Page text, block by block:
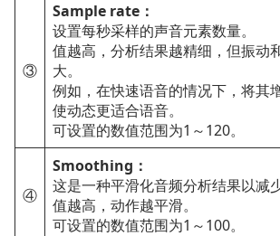
③
Sample rate：
设置每秒采样的声音元素数量。
值越高，分析结果越精细，但振动
大。
例如，在快速语音的情况下，将其
使动态更适合语音。
可设置的数值范围为1～120。
④
Smoothing：
这是一种平滑化音频分析结果以减
值越高，动作越平滑。
可设置的数值范围为1～100。